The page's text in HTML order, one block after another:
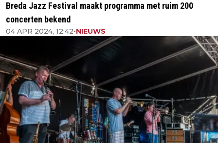
Breda Jazz Festival maakt programma met ruim 200
concerten bekend
04 APR 2024, 12:42•NIEUWS